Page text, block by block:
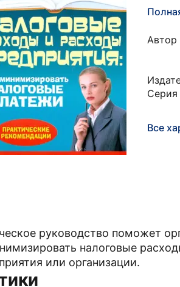
Автор
Серия
Все
руководство поможет
налоговые
или организации.